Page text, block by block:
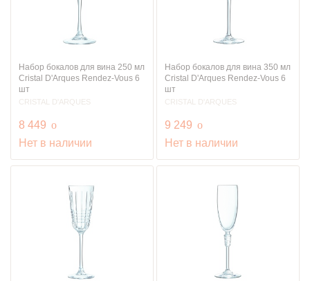
Набор бокалов для вина 250 мл
Cristal D'Arques Rendez-Vous 6
шт
CRISTAL D'ARQUES
8 449 руб.
o
Нет в наличии
Набор бокалов для вина 350 мл
Cristal D'Arques Rendez-Vous 6
шт
CRISTAL D'ARQUES
9 249 руб.
o
Нет в наличии